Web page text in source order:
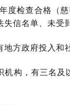
度检查合格（
信名单、未受
地方政府投入和
机构，有三名